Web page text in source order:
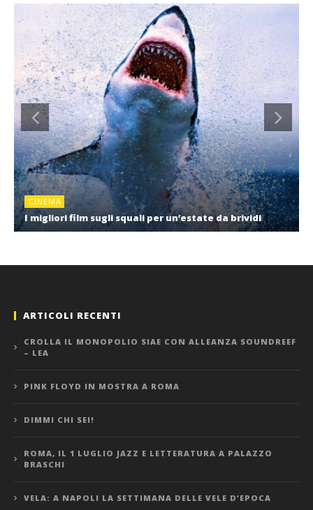
CINEMA
I migliori film sugli squali per un’estate da brividi
ARTICOLI RECENTI
CROLLA IL MONOPOLIO SIAE CON ALLEANZA SOUNDREEF
– LEA
PINK FLOYD IN MOSTRA A ROMA
DIMMI CHI SEI!
ROMA, IL 1 LUGLIO JAZZ E LETTERATURA A PALAZZO
BRASCHI
VELA: A NAPOLI LA SETTIMANA DELLE VELE D’EPOCA